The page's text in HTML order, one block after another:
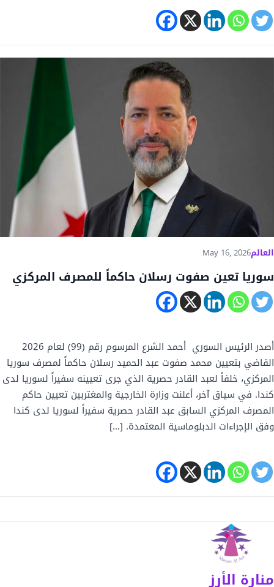
العالمMay 16, 2026
سوريا تعين صفوت رسلان حاكماً للمصرف المركزي
أصدر الرئيس السوري أحمد الشرع المرسوم رقم (99) لعام 2026
القاضي بتعيين محمد صفوت عبد الحميد رسلان حاكماً لمصرف سوريا
المركزي، خلفاً لعبد القادر حصرية الذي جرى تعيينه سفيراً لسوريا لدى
كندا. في سياق آخر، أعلنت وزارة الخارجية والمغتربين تعيين حاكم
المصرف المركزي السابق عبد القادر حصرية سفيراً لسوريا لدى كندا
وفق الإجراءات الدبلوماسية المعتمدة. […]
منارة الأرز